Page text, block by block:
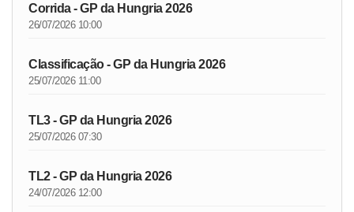
Corrida - GP da Hungria 2026
26/07/2026 10:00
Classificação - GP da Hungria 2026
25/07/2026 11:00
TL3 - GP da Hungria 2026
25/07/2026 07:30
TL2 - GP da Hungria 2026
24/07/2026 12:00